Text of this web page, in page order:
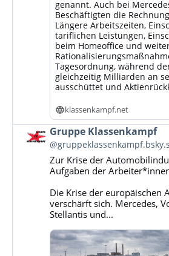
genannt. Auch bei
Beschäftigten die
Längere Arbeitszeiten,
tariflichen Leistungen,
beim Homeoffice und
Tagesordnung, während
gleichzeitig Milliarden an
ausschüttet und
klassenkampf.net
Beitrag
von
Gruppe
Klassenkampf
Bluesky
ansehen
Gruppe Klassenkampf
Zur Krise der
Aufgaben der
Die Krise der europäischen
verschärft sich. Mercedes,
Stellantis und...